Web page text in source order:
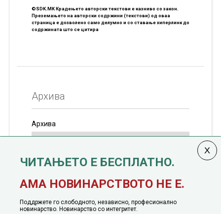
©SDK.MK Крадењето авторски текстови е казниво со закон.
Преземањето на авторски содржини (текстови) од оваа
страница е дозволено само делумно и со ставање хиперлинк до
содржината што се цитира
Архива
Архива
јануари, 1991 година
ЧИТАЊЕТО Е БЕСПЛАТНО.
АМА НОВИНАРСТВОТО НЕ Е.
Поддржете го слободното, независно, професионално
новинарство. Новинарство со интегритет.